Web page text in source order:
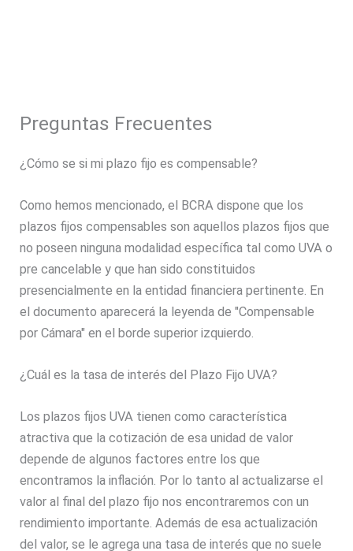
Preguntas Frecuentes
¿Cómo se si mi plazo fijo es compensable?
Como hemos mencionado, el BCRA dispone que los
plazos fijos compensables son aquellos plazos fijos que
no poseen ninguna modalidad específica tal como UVA o
pre cancelable y que han sido constituidos
presencialmente en la entidad financiera pertinente. En
el documento aparecerá la leyenda de "Compensable
por Cámara" en el borde superior izquierdo.
¿Cuál es la tasa de interés del Plazo Fijo UVA?
Los plazos fijos UVA tienen como característica
atractiva que la cotización de esa unidad de valor
depende de algunos factores entre los que
encontramos la inflación. Por lo tanto al actualizarse el
valor al final del plazo fijo nos encontraremos con un
rendimiento importante. Además de esa actualización
del valor, se le agrega una tasa de interés que no suele